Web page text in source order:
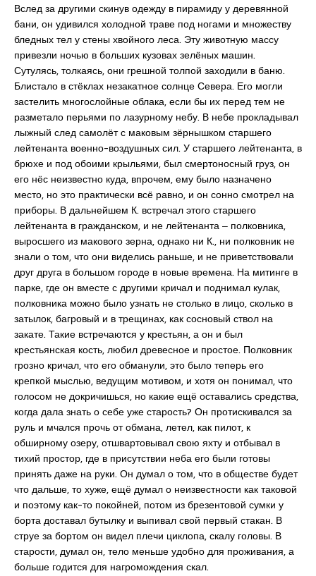
Вслед за другими скинув одежду в пирамиду у деревянной
бани, он удивился холодной траве под ногами и множеству
бледных тел у стены хвойного леса. Эту животную массу
привезли ночью в больших кузовах зелёных машин.
Сутулясь, толкаясь, они грешной толпой заходили в баню.
Блистало в стёклах незакатное солнце Севера. Его могли
застелить многослойные облака, если бы их перед тем не
разметало перьями по лазурному небу. В небе прокладывал
лыжный след самолёт с маковым зёрнышком старшего
лейтенанта военно-воздушных сил. У старшего лейтенанта, в
брюхе и под обоими крыльями, был смертоносный груз, он
его нёс неизвестно куда, впрочем, ему было назначено
место, но это практически всё равно, и он сонно смотрел на
приборы. В дальнейшем К. встречал этого старшего
лейтенанта в гражданском, и не лейтенанта ‒ полковника,
выросшего из макового зерна, однако ни К., ни полковник не
знали о том, что они виделись раньше, и не приветствовали
друг друга в большом городе в новые времена. На митинге в
парке, где он вместе с другими кричал и поднимал кулак,
полковника можно было узнать не столько в лицо, сколько в
затылок, багровый и в трещинах, как сосновый ствол на
закате. Такие встречаются у крестьян, а он и был
крестьянская кость, любил древесное и простое. Полковник
грозно кричал, что его обманули, это было теперь его
крепкой мыслью, ведущим мотивом, и хотя он понимал, что
голосом не докричишься, но какие ещё оставались средства,
когда дала знать о себе уже старость? Он протискивался за
руль и мчался прочь от обмана, летел, как пилот, к
обширному озеру, отшвартовывал свою яхту и отбывал в
тихий простор, где в присутствии неба его были готовы
принять даже на руки. Он думал о том, что в обществе будет
что дальше, то хуже, ещё думал о неизвестности как таковой
и поэтому как-то покойней, потом из брезентовой сумки у
борта доставал бутылку и выпивал свой первый стакан. В
струе за бортом он видел плечи циклопа, скалу головы. В
старости, думал он, тело меньше удобно для проживания, а
больше годится для нагромождения скал.